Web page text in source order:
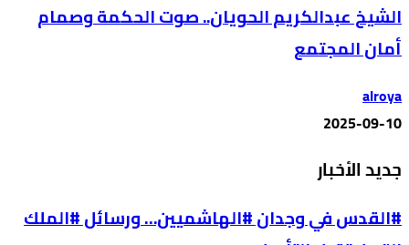
الشيخ عبدالكريم الحويان.. صوت الحكمة وصمام
أمان المجتمع
alroya
2025-09-10
جديد الأخبار
#القدس في وجدان #الهاشميين… ورسائل #الملك